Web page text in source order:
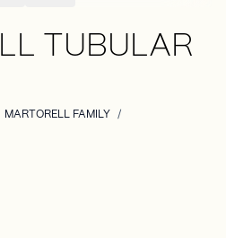
TUBULAR
MARTORELL FAMILY /